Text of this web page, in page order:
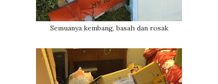
Semuanya kembang, basah dan rosak